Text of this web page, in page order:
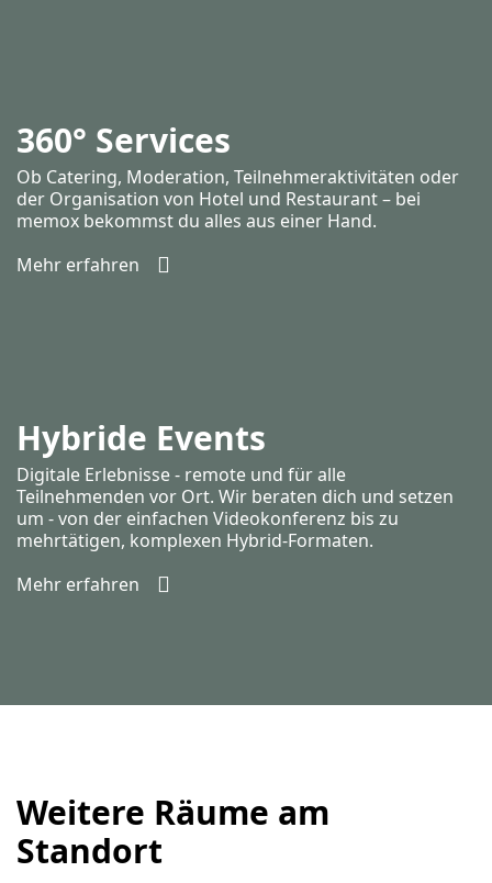
360° Services
Ob Catering, Moderation, Teilnehmeraktivitäten oder
der Organisation von Hotel und Restaurant – bei
memox bekommst du alles aus einer Hand.
Mehr erfahren
Hybride Events
Digitale Erlebnisse - remote und für alle
Teilnehmenden vor Ort. Wir beraten dich und setzen
um - von der einfachen Videokonferenz bis zu
mehrtätigen, komplexen Hybrid-Formaten.
Mehr erfahren
Weitere Räume am
Standort